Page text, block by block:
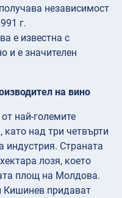
независимост
г.
е известна с
и е значителен
на вино
най-големите
като над три четвърти
индустрия. Страната
лозя, което
площ на Молдова.
Кишинев придават